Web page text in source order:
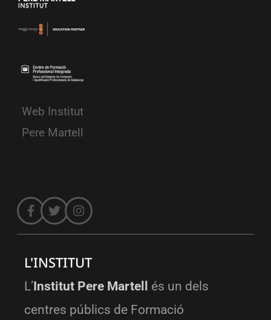
Web Institut
Pere Martell
L'INSTITUT
L’Institut Pere Martell
és un dels
centres públics de Formació